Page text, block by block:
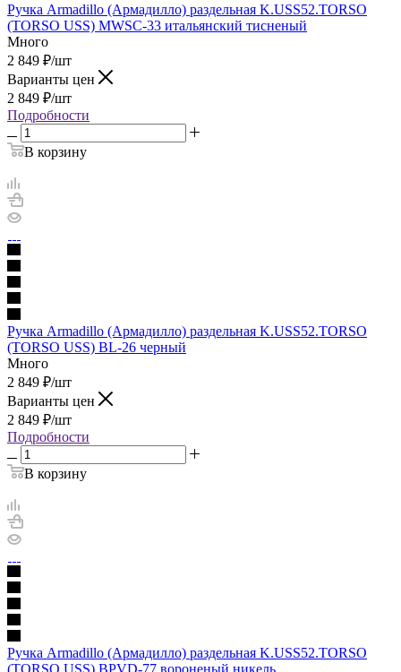
Ручка Armadillo (Армадилло) раздельная K.USS52.TORSO
(TORSO USS) MWSC-33 итальянский тисненый
Много
2 849 ₽/шт
Варианты цен
2 849 ₽/шт
Подробности
В корзину
Ручка Armadillo (Армадилло) раздельная K.USS52.TORSO
(TORSO USS) BL-26 черный
Много
2 849 ₽/шт
Варианты цен
2 849 ₽/шт
Подробности
В корзину
Ручка Armadillo (Армадилло) раздельная K.USS52.TORSO
(TORSO USS) BPVD-77 вороненый никель